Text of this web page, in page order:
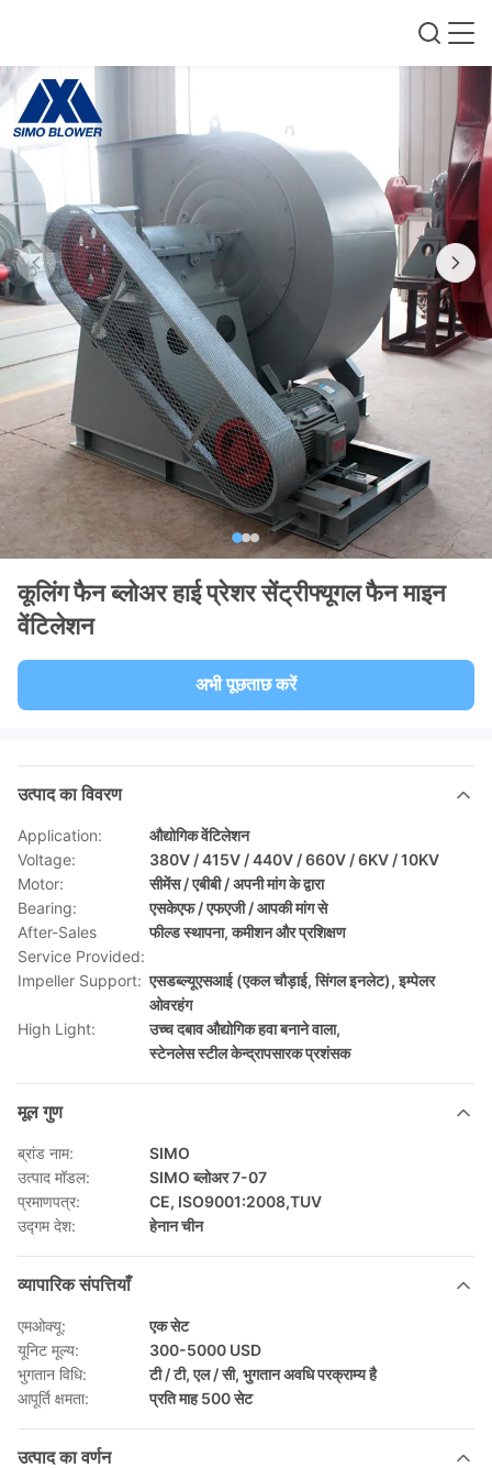
कूलिंग फैन ब्लोअर हाई प्रेशर सेंट्रीफ्यूगल फैन माइन
वेंटिलेशन
अभी पूछताछ करें
उत्पाद का विवरण
Application:
औद्योगिक वेंटिलेशन
Voltage:
380V / 415V / 440V / 660V / 6KV / 10KV
Motor:
सीमेंस / एबीबी / अपनी मांग के द्वारा
Bearing:
एसकेएफ / एफएजी / आपकी मांग से
After-Sales
Service Provided:
फील्ड स्थापना, कमीशन और प्रशिक्षण
Impeller Support: एसडब्ल्यूएसआई (एकल चौड़ाई, सिंगल इनलेट), इम्पेलर
ओवरहंग
High Light:
उच्च दबाव औद्योगिक हवा बनाने वाला,
स्टेनलेस स्टील केन्द्रापसारक प्रशंसक
मूल गुण
ब्रांड नाम:
SIMO
उत्पाद मॉडल:
SIMO ब्लोअर 7-07
प्रमाणपत्र:
CE, ISO9001:2008,TUV
उद्गम देश:
हेनान चीन
व्यापारिक संपत्तियाँ
एमओक्यू:
एक सेट
यूनिट मूल्य:
300-5000 USD
भुगतान विधि:
टी / टी, एल / सी, भुगतान अवधि परक्राम्य है
आपूर्ति क्षमता:
प्रति माह 500 सेट
उत्पाद का वर्णन